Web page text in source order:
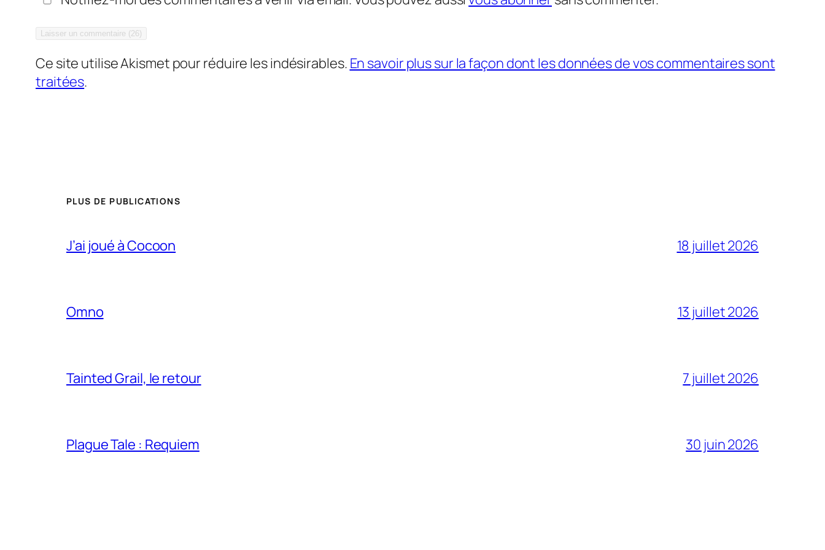
Ce site utilise Akismet pour réduire les indésirables. En savoir plus sur la façon dont les données de vos commentaires sont
traitées.
PLUS DE PUBLICATIONS
J’ai joué à Cocoon 18 juillet 2026
Omno 13 juillet 2026
Tainted Grail, le retour 7 juillet 2026
Plague Tale : Requiem 30 juin 2026